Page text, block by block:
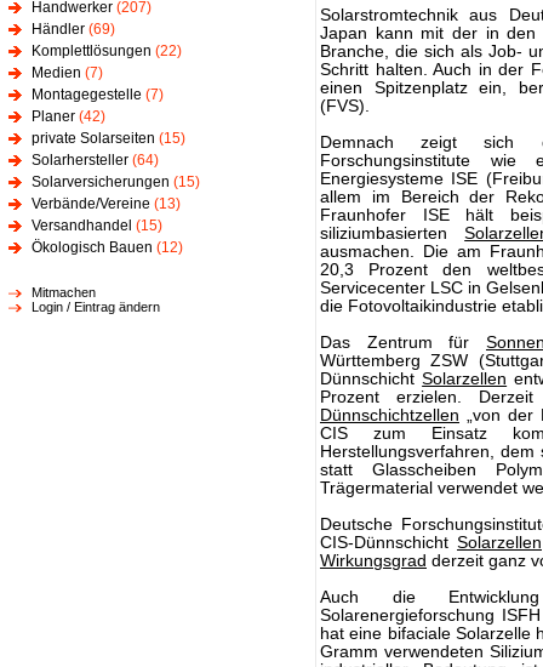
Handwerker (207)
Händler (69)
Komplettlösungen (22)
Medien (7)
Montagegestelle (7)
Planer (42)
private Solarseiten (15)
Solarhersteller (64)
Solarversicherungen (15)
Verbände/Vereine (13)
Versandhandel (15)
Ökologisch Bauen (12)
Mitmachen
Login / Eintrag ändern
Solarstromtechnik aus
Japan kann mit der in den
Branche, die sich als Job-
Schritt halten. Auch in der
einen Spitzenplatz ein,
(FVS).
Demnach zeigt sich
Forschungsinstitute
Energiesysteme ISE
allem im Bereich der
Fraunhofer ISE hält
siliziumbasierten
ausmachen. Die am
20,3 Prozent den
Servicecenter LSC in
die Fotovoltaikindustrie
Das Zentrum für
Württemberg ZSW
DünnschichtSolarzellen
Prozent erzielen.
Dünnschichtzellen „von der
CIS zum Einsatz
Herstellungsverfahren, dem
statt Glasscheiben
Trägermaterial verwendet
Deutsche
CIS-Dünnschicht Solarzellen
Wirkungsgrad derzeit ganz
Auch die
Solarenergieforschung
hat eine bifaciale Solarzelle
Gramm verwendeten